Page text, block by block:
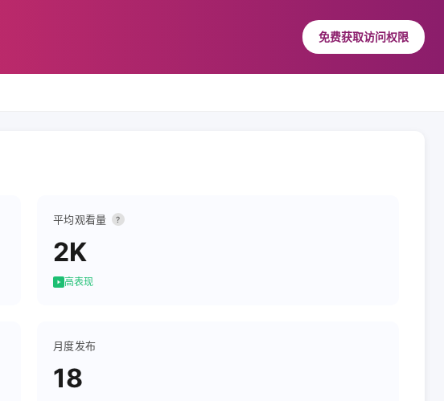
免费获取访问权限
平均观看量 ?
2K
高表现
月度发布
18